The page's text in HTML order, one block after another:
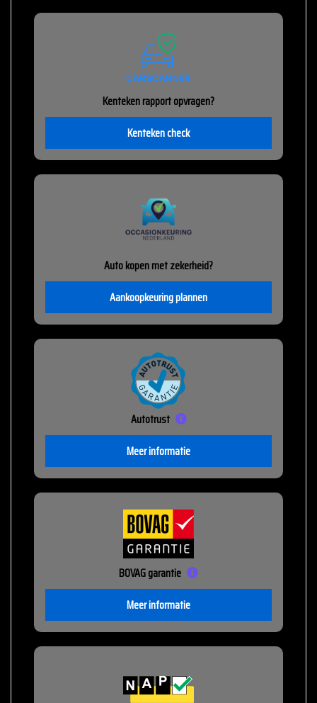
Kenteken rapport opvragen?
Kenteken check
Auto kopen met zekerheid?
Aankoopkeuring plannen
Autotrust
Meer informatie
BOVAG garantie
Meer informatie